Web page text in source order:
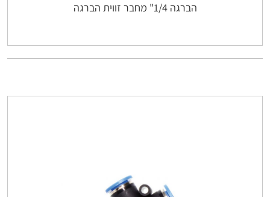
הברגה 1/4" מחבר זווית הברגה